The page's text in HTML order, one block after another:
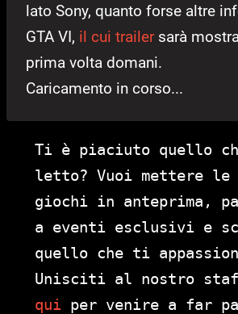
lato Sony, quanto forse altre
GTA VI, il cui trailersarà
prima volta domani.
Caricamento in corso...
Ti è piaciuto quello
letto? Vuoi mettere le
giochi in anteprima,
a eventi esclusivi e
quello che ti
Unisciti al nostro
qui per venire a far